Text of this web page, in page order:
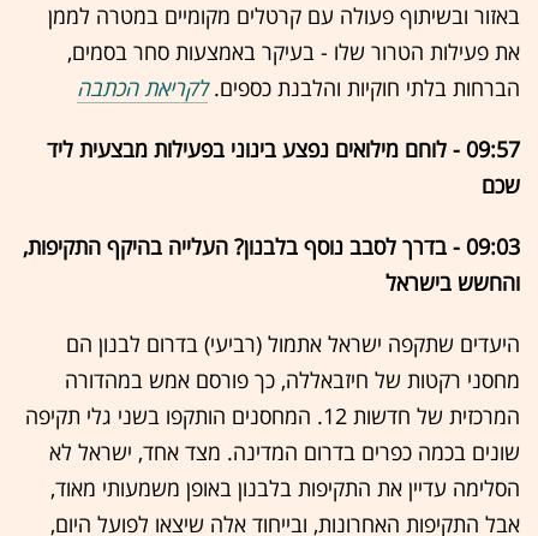
באזור ובשיתוף פעולה עם קרטלים מקומיים במטרה לממן
את פעילות הטרור שלו - בעיקר באמצעות סחר בסמים,
הברחות בלתי חוקיות והלבנת כספים.לקריאת הכתבה
09:57 - לוחם מילואים נפצע בינוני בפעילות מבצעית ליד
שכם
09:03 - בדרך לסבב נוסף בלבנון? העלייה בהיקף התקיפות,
והחשש בישראל
היעדים שתקפה ישראל אתמול (רביעי) בדרום לבנון הם
מחסני רקטות של חיזבאללה, כך פורסם אמש במהדורה
המרכזית של חדשות 12. המחסנים הותקפו בשני גלי תקיפה
שונים בכמה כפרים בדרום המדינה. מצד אחד, ישראל לא
הסלימה עדיין את התקיפות בלבנון באופן משמעותי מאוד,
אבל התקיפות האחרונות, ובייחוד אלה שיצאו לפועל היום,